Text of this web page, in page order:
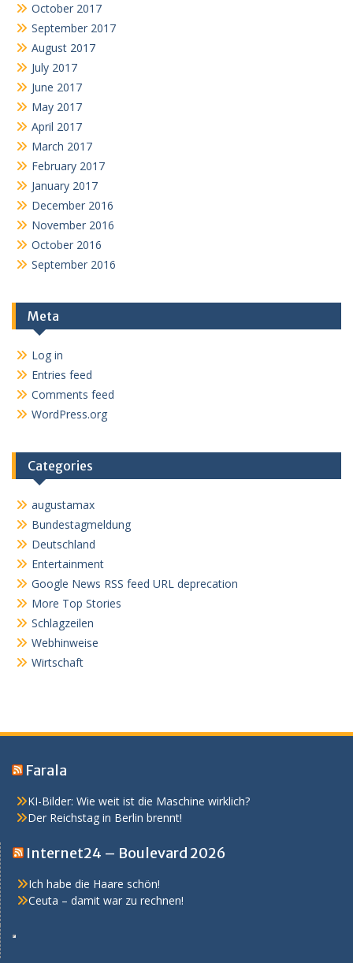
October 2017
September 2017
August 2017
July 2017
June 2017
May 2017
April 2017
March 2017
February 2017
January 2017
December 2016
November 2016
October 2016
September 2016
Meta
Log in
Entries feed
Comments feed
WordPress.org
Categories
augustamax
Bundestagmeldung
Deutschland
Entertainment
Google News RSS feed URL deprecation
More Top Stories
Schlagzeilen
Webhinweise
Wirtschaft
Farala
KI-Bilder: Wie weit ist die Maschine wirklich?
Der Reichstag in Berlin brennt!
Internet24 – Boulevard 2026
Ich habe die Haare schön!
Ceuta – damit war zu rechnen!